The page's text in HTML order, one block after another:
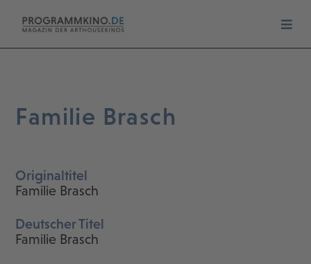
Familie Brasch
Originaltitel
Familie Brasch
Deutscher Titel
Familie Brasch